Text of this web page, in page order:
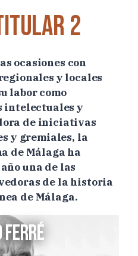
2
ocasiones con
y locales
labor como
intelectuales y
de iniciativas
y gremiales, la
de Málaga ha
una de las
de la historia
de Málaga.
Ferré